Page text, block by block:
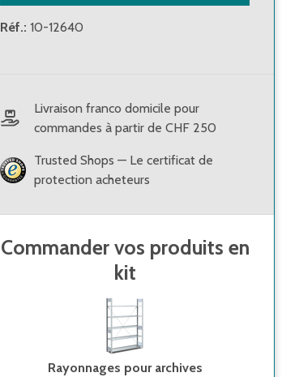
Réf.: 10-12640
Livraison franco domicile pour
commandes à partir de CHF 250
Trusted Shops — Le certificat de
protection acheteurs
Commander vos produits en
kit
Rayonnages pour archives